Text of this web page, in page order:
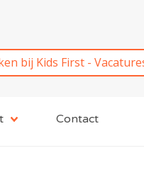
bij Kids First -
Contact